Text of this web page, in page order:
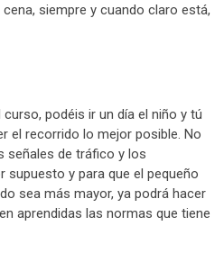
siempre y cuando claro está,
podéis ir un día el niño y tú
el recorrido lo mejor posible. No
señales de tráfico y los
y para que el pequeño
sea más mayor, ya podrá hacer
aprendidas las normas que tiene